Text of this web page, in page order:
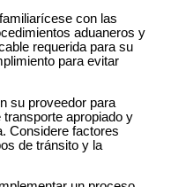
con las
aduaneros y
requerida para su
para evitar
su proveedor para
apropiado y
Considere factores
de tránsito y la